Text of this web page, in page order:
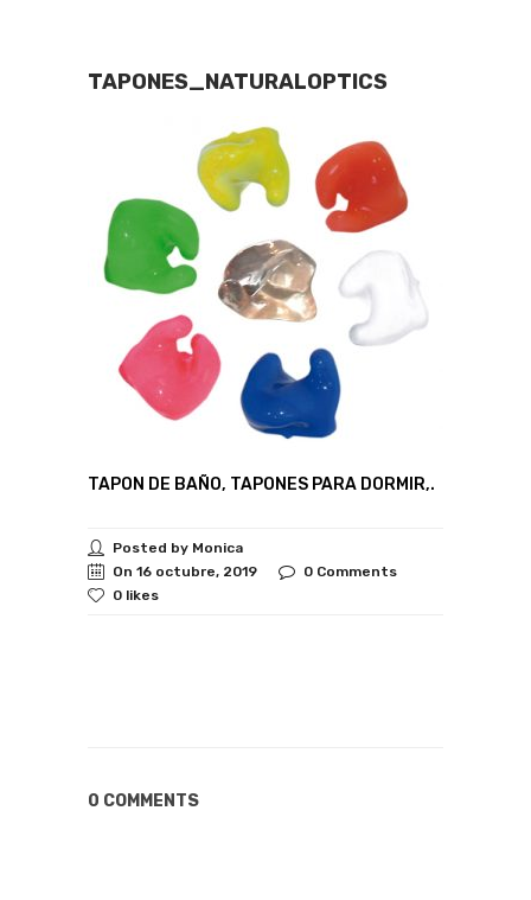
TAPONES_NATURALOPTICS
TAPON DE BAÑO, TAPONES PARA DORMIR,.
Posted by Monica
On 16 octubre, 2019
0 Comments
0 likes
0 COMMENTS